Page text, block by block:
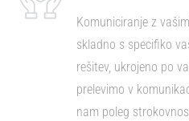
Komuniciranje z
skladno s specifiko
rešitev, ukrojeno po
prelevimo v
nam poleg